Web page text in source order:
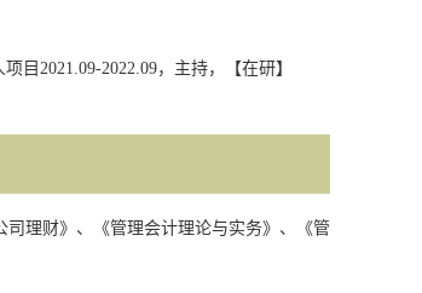
目 2021.09-2022.09，主持，【在研】
理财》、《管理会计理论与实务》、《管